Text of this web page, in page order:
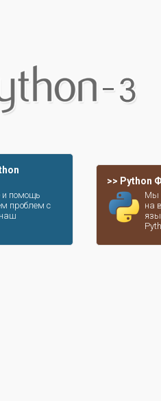
и помощь
проблем с
>> Python
Мы
на